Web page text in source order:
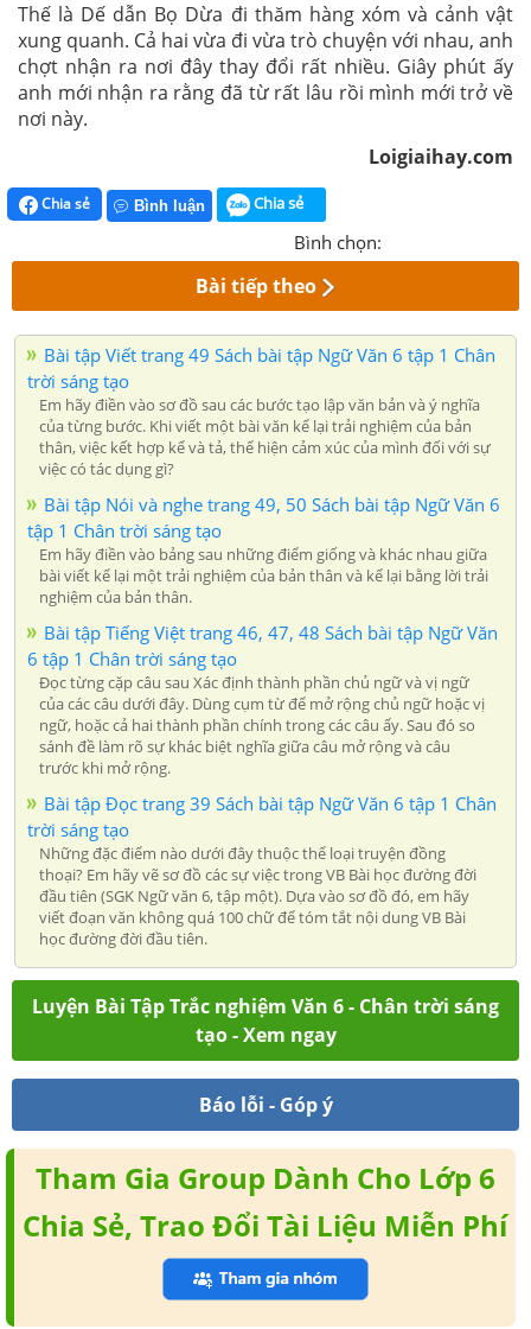
Thế là Dế dẫn Bọ Dừa đi thăm hàng xóm và cảnh vật
xung quanh. Cả hai vừa đi vừa trò chuyện với nhau, anh
chợt nhận ra nơi đây thay đổi rất nhiều. Giây phút ấy
anh mới nhận ra rằng đã từ rất lâu rồi mình mới trở về
nơi này.
Loigiaihay.com
Chia sẻ Bình luận Chia sẻ
Bình chọn:
Bài tiếp theo
Bài tập Viết trang 49 Sách bài tập Ngữ Văn 6 tập 1 Chân
trời sáng tạo
Em hãy điền vào sơ đồ sau các bước tạo lập văn bản và ý nghĩa
của từng bước. Khi viết một bài văn kể lại trải nghiệm của bản
thân, việc kết hợp kể và tả, thể hiện cảm xúc của mình đối với sự
việc có tác dụng gì?
Bài tập Nói và nghe trang 49, 50 Sách bài tập Ngữ Văn 6
tập 1 Chân trời sáng tạo
Em hãy điền vào bảng sau những điểm giống và khác nhau giữa
bài viết kể lại một trải nghiệm của bản thân và kể lại bằng lời trải
nghiệm của bản thân.
Bài tập Tiếng Việt trang 46, 47, 48 Sách bài tập Ngữ Văn
6 tập 1 Chân trời sáng tạo
Đọc từng cặp câu sau Xác định thành phần chủ ngữ và vị ngữ
của các câu dưới đây. Dùng cụm từ để mở rộng chủ ngữ hoặc vị
ngữ, hoặc cả hai thành phần chính trong các câu ấy. Sau đó so
sánh đề làm rõ sự khác biệt nghĩa giữa câu mở rộng và câu
trước khi mở rộng.
Bài tập Đọc trang 39 Sách bài tập Ngữ Văn 6 tập 1 Chân
trời sáng tạo
Những đặc điểm nào dưới đây thuộc thể loại truyện đồng
thoại? Em hãy vẽ sơ đồ các sự việc trong VB Bài học đường đời
đầu tiên (SGK Ngữ văn 6, tập một). Dựa vào sơ đồ đó, em hãy
viết đoạn văn không quá 100 chữ để tóm tắt nội dung VB Bài
học đường đời đầu tiên.
Luyện Bài Tập Trắc nghiệm Văn 6 - Chân trời sáng
tạo - Xem ngay
Báo lỗi - Góp ý
Tham Gia Group Dành Cho Lớp 6
Chia Sẻ, Trao Đổi Tài Liệu Miễn Phí